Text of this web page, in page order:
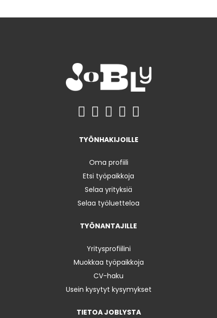
TYÖNHAKIJOILLE
Oma profiili
Etsi työpaikkoja
Selaa yrityksiä
Selaa työluetteloa
TYÖNANTAJILLE
Yritysprofiilini
Muokkaa työpaikkoja
CV-haku
Usein kysytyt kysymykset
TIETOA JOBLYSTA